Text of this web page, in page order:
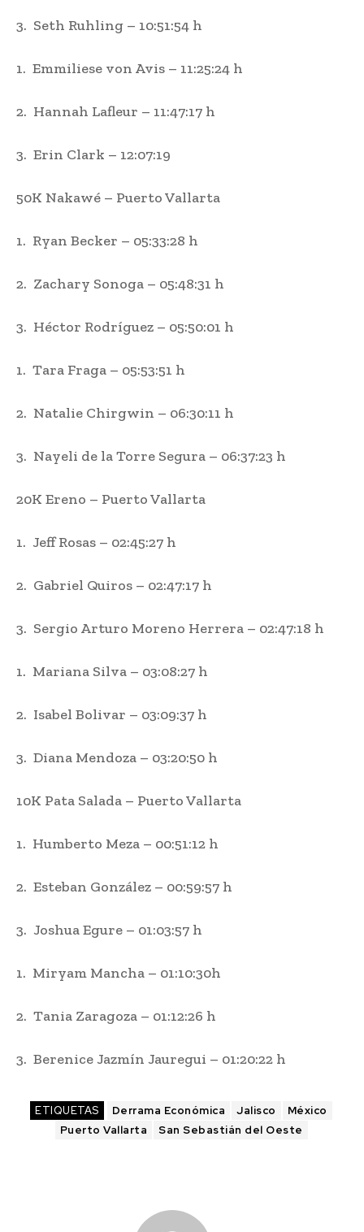
3. Seth Ruhling – 10:51:54 h
1. Emmiliese von Avis – 11:25:24 h
2. Hannah Lafleur – 11:47:17 h
3. Erin Clark – 12:07:19
50K Nakawé – Puerto Vallarta
1. Ryan Becker – 05:33:28 h
2. Zachary Sonoga – 05:48:31 h
3. Héctor Rodríguez – 05:50:01 h
1. Tara Fraga – 05:53:51 h
2. Natalie Chirgwin – 06:30:11 h
3. Nayeli de la Torre Segura – 06:37:23 h
20K Ereno – Puerto Vallarta
1. Jeff Rosas – 02:45:27 h
2. Gabriel Quiros – 02:47:17 h
3. Sergio Arturo Moreno Herrera – 02:47:18 h
1. Mariana Silva – 03:08:27 h
2. Isabel Bolivar – 03:09:37 h
3. Diana Mendoza – 03:20:50 h
10K Pata Salada – Puerto Vallarta
1. Humberto Meza – 00:51:12 h
2. Esteban González – 00:59:57 h
3. Joshua Egure – 01:03:57 h
1. Miryam Mancha – 01:10:30h
2. Tania Zaragoza – 01:12:26 h
3. Berenice Jazmín Jauregui – 01:20:22 h
ETIQUETAS Derrama Económica Jalisco
México
Puerto Vallarta
San Sebastián del Oeste